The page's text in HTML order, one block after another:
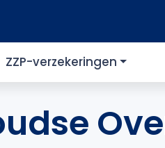
ZZP-verzekeringen